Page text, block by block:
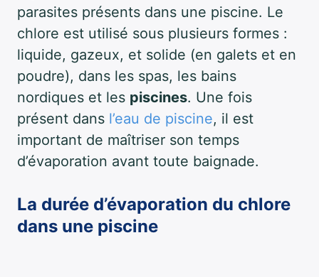
parasites présents dans une piscine. Le
chlore est utilisé sous plusieurs formes :
liquide, gazeux, et solide (en galets et en
poudre), dans les spas, les bains
nordiques et les piscines. Une fois
présent dans l’eau de piscine, il est
important de maîtriser son temps
d’évaporation avant toute baignade.
La durée d’évaporation du chlore
dans une piscine